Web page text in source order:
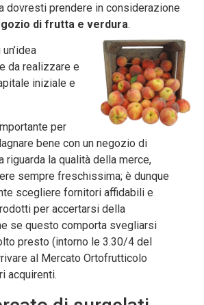
dovresti prendere in considerazione
di frutta e verdura.
da realizzare e
iniziale e
per
bene con un negozio di
riguarda la qualità della merce,
sempre freschissima; è dunque
scegliere fornitori affidabili e
per accertarsi della
se questo comporta svegliarsi
presto (intorno le 3.30/4 del
al Mercato Ortofrutticolo
acquirenti.